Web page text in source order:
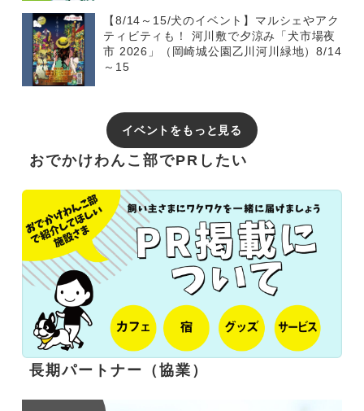
【8/14～15/犬のイベント】マルシェやアク
ティビティも！ 河川敷で夕涼み「犬市場夜
市 2026」（岡崎城公園乙川河川緑地）8/14
～15
イベントをもっと見る
おでかけわんこ部でPRしたい
長期パートナー（協業）